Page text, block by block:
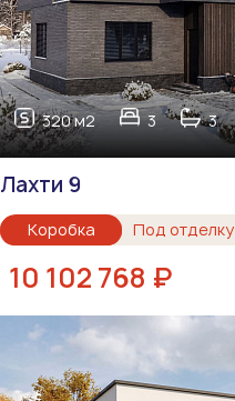
320 м2 3 3
Лахти 9
Коробка Под отделку
10 102 768 ₽